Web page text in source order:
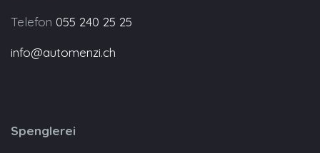
Telefon 055 240 25 25
info@automenzi.ch
Spenglerei